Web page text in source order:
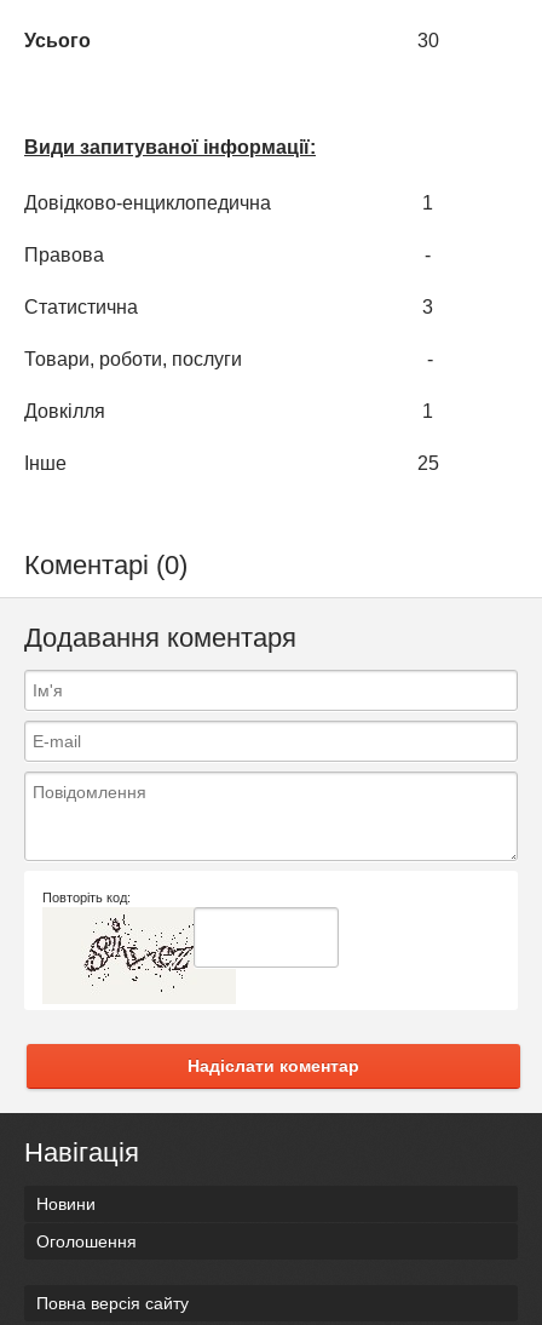
Усього 30
Види запитуваної інформації:
Довідково-енциклопедична 1
Правова -
Статистична 3
Товари, роботи, послуги -
Довкілля 1
Інше 25
Коментарі (0)
Додавання коментаря
Повторіть код:
Надіслати коментар
Навігація
Новини
Оголошення
Повна версія сайту